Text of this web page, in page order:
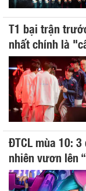
T1 bại trận
nhất chính là
ĐTCL mùa 10:
nhiên vươn lên